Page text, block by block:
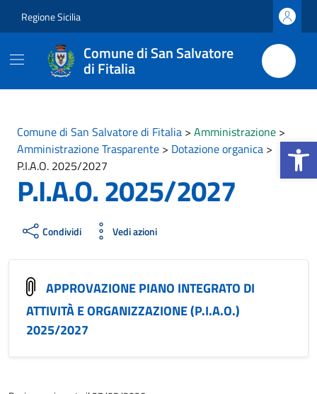
Apri la
Regione Sicilia
Comune di San Salvatore
di Fitalia
Comune di San Salvatore di Fitalia > Amministrazione >
Amministrazione Trasparente > Dotazione organica >
P.I.A.O. 2025/2027
P.I.A.O. 2025/2027
Condividi Vedi azioni
APPROVAZIONE PIANO INTEGRATO DI
ATTIVITÀ E ORGANIZZAZIONE (P.I.A.O.)
2025/2027